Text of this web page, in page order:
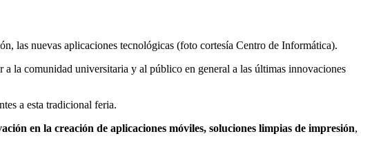
las nuevas aplicaciones tecnológicas (foto cortesía Centro de Informática).
a la comunidad universitaria y al público en general a las últimas innovaciones
a esta tradicional feria.
en la creación de aplicaciones móviles, soluciones limpias de impresión,